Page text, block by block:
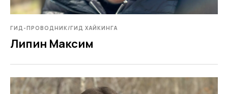
ГИД-ПРОВОДНИК/ГИД ХАЙКИНГА
Липин Максим